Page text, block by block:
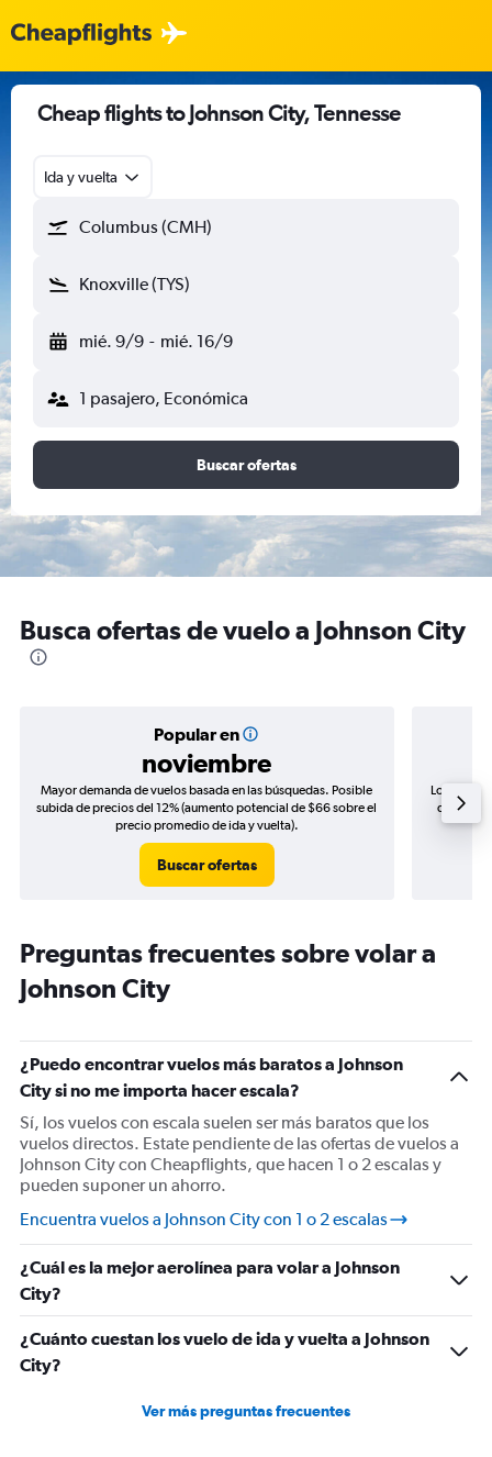
Cheap flights to Johnson City, Tennesse
Ida y vuelta
Columbus (CMH)
Knoxville (TYS)
mié. 9/9 - mié. 16/9
1 pasajero, Económica
Buscar ofertas
Busca ofertas de vuelo a Johnson City
Popular en
noviembre
Mayor demanda de vuelos basada en las búsquedas. Posible
subida de precios del 12% (aumento potencial de $66 sobre el
precio promedio de ida y vuelta).
Buscar ofertas
Los
de
Preguntas frecuentes sobre volar a
Johnson City
¿Puedo encontrar vuelos más baratos a Johnson
City si no me importa hacer escala?
Sí, los vuelos con escala suelen ser más baratos que los
vuelos directos. Estate pendiente de las ofertas de vuelos a
Johnson City con Cheapflights, que hacen 1 o 2 escalas y
pueden suponer un ahorro.
Encuentra vuelos a Johnson City con 1 o 2 escalas
¿Cuál es la mejor aerolínea para volar a Johnson
City?
¿Cuánto cuestan los vuelo de ida y vuelta a Johnson
City?
Ver más preguntas frecuentes